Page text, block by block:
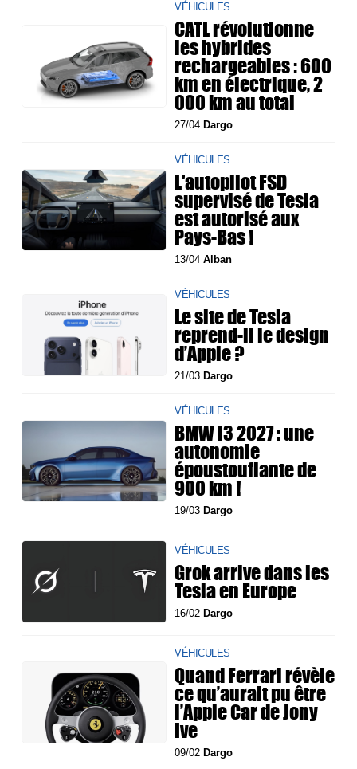
VÉHICULES
CATL révolutionne
les hybrides
rechargeables : 600
km en électrique, 2
000 km au total
27/04 Dargo
VÉHICULES
L'autopilot FSD
supervisé de Tesla
est autorisé aux
Pays-Bas !
13/04Alban
VÉHICULES
Le site de Tesla
reprend-il le design
d’Apple ?
21/03 Dargo
VÉHICULES
BMW i3 2027 : une
autonomie
époustouflante de
900 km !
19/03 Dargo
VÉHICULES
Grok arrive dans les
Tesla en Europe
16/02 Dargo
VÉHICULES
Quand Ferrari révèle
ce qu’aurait pu être
l’Apple Car de Jony
Ive
09/02Dargo